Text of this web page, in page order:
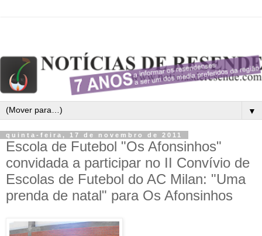
▼
quinta-feira, 17 de novembro de 2011
Escola de Futebol "Os Afonsinhos"
convidada a participar no II Convívio de
Escolas de Futebol do AC Milan: "Uma
prenda de natal" para Os Afonsinhos